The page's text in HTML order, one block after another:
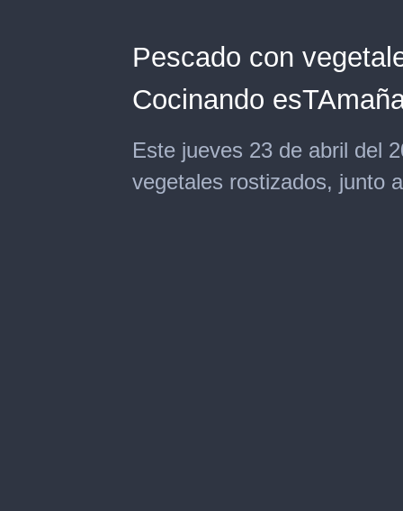
Pescado con
Cocinando
Este jueves 23 de abril del
vegetales rostizados, junto